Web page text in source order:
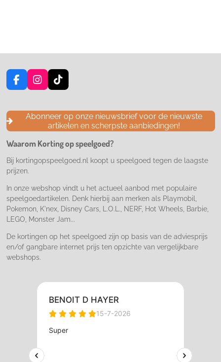
F
a
e
o
k
I
n
t
a
g
r
a
m
T
i
T
o
k
Abonneer op onze nieuwsbrief voor de nieuwste
artikelen en scherpste aanbiedingen!
Waarom Korting op speelgoed?
Bij kortingopspeelgoed.nl koopt u speelgoed tegen de laagste
prijzen.
In onze webshop vindt u het actueel aanbod met populaire
speelgoedartikelen. Denk hierbij aan merken als Playmobil,
Pokemon, K'nex, Disney Cars, L.O.L., NERF, Hot Wheels, Barbie,
LEGO, Monster Jam...
De kortingen op het speelgoed zijn op basis van de adviesprijs
en/of gangbare internet prijs ten opzichte van vergelijkbare
webshops.